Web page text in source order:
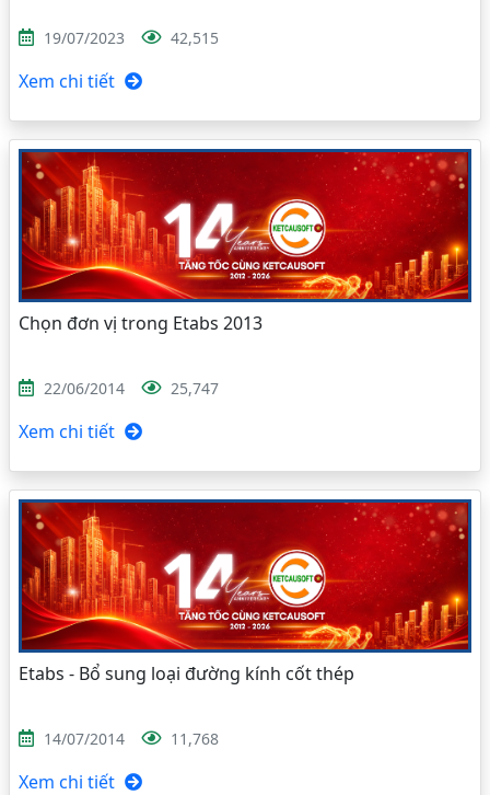
19/07/2023 42,515
Xem chi tiết
Chọn đơn vị trong Etabs 2013
22/06/2014 25,747
Xem chi tiết
Etabs - Bổ sung loại đường kính cốt thép
14/07/2014 11,768
Xem chi tiết